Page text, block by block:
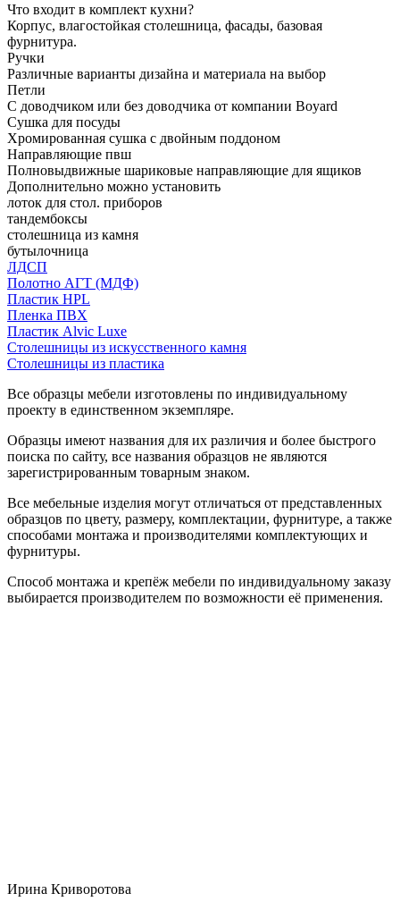
Что входит в комплект кухни?
Корпус, влагостойкая столешница, фасады, базовая
фурнитура.
Ручки
Различные варианты дизайна и материала на выбор
Петли
С доводчиком или без доводчика от компании Boyard
Сушка для посуды
Хромированная сушка с двойным поддоном
Направляющие пвш
Полновыдвижные шариковые направляющие для ящиков
Дополнительно можно установить
лоток для стол. приборов
тандембоксы
столешница из камня
бутылочница
ЛДСП
Полотно АГТ (МДФ)
Пластик HPL
Пленка ПВХ
Пластик Alvic Luxe
Столешницы из искусственного камня
Столешницы из пластика
Все образцы мебели изготовлены по индивидуальному
проекту в единственном экземпляре.
Образцы имеют названия для их различия и более быстрого
поиска по сайту, все названия образцов не являются
зарегистрированным товарным знаком.
Все мебельные изделия могут отличаться от представленных
образцов по цвету, размеру, комплектации, фурнитуре, а также
способами монтажа и производителями комплектующих и
фурнитуры.
Способ монтажа и крепёж мебели по индивидуальному заказу
выбирается производителем по возможности её применения.
Ирина Криворотова